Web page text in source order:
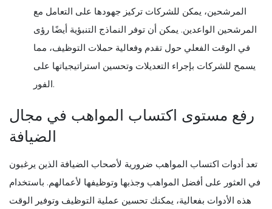
المرشحين، يمكن للشركات تركيز جهودها على التعامل مع
المرشحين الواعدين. يمكن أن توفر النماذج التنبؤية أيضًا رؤى
في الوقت الفعلي حول تقدم وفعالية حملات التوظيف، مما
يسمح للشركات بإجراء التعديلات وتحسين استراتيجياتها على
الفور.
رفع مستوى اكتساب المواهب في مجال
الضيافة
تعد أدوات اكتساب المواهب ضرورية لأصحاب الضيافة الذين يرغبون
في العثور على أفضل المواهب وجذبها وتوظيفها لأعمالهم. باستخدام
هذه الأدوات بفعالية، يمكنك تحسين عملية التوظيف وتوفير الوقت